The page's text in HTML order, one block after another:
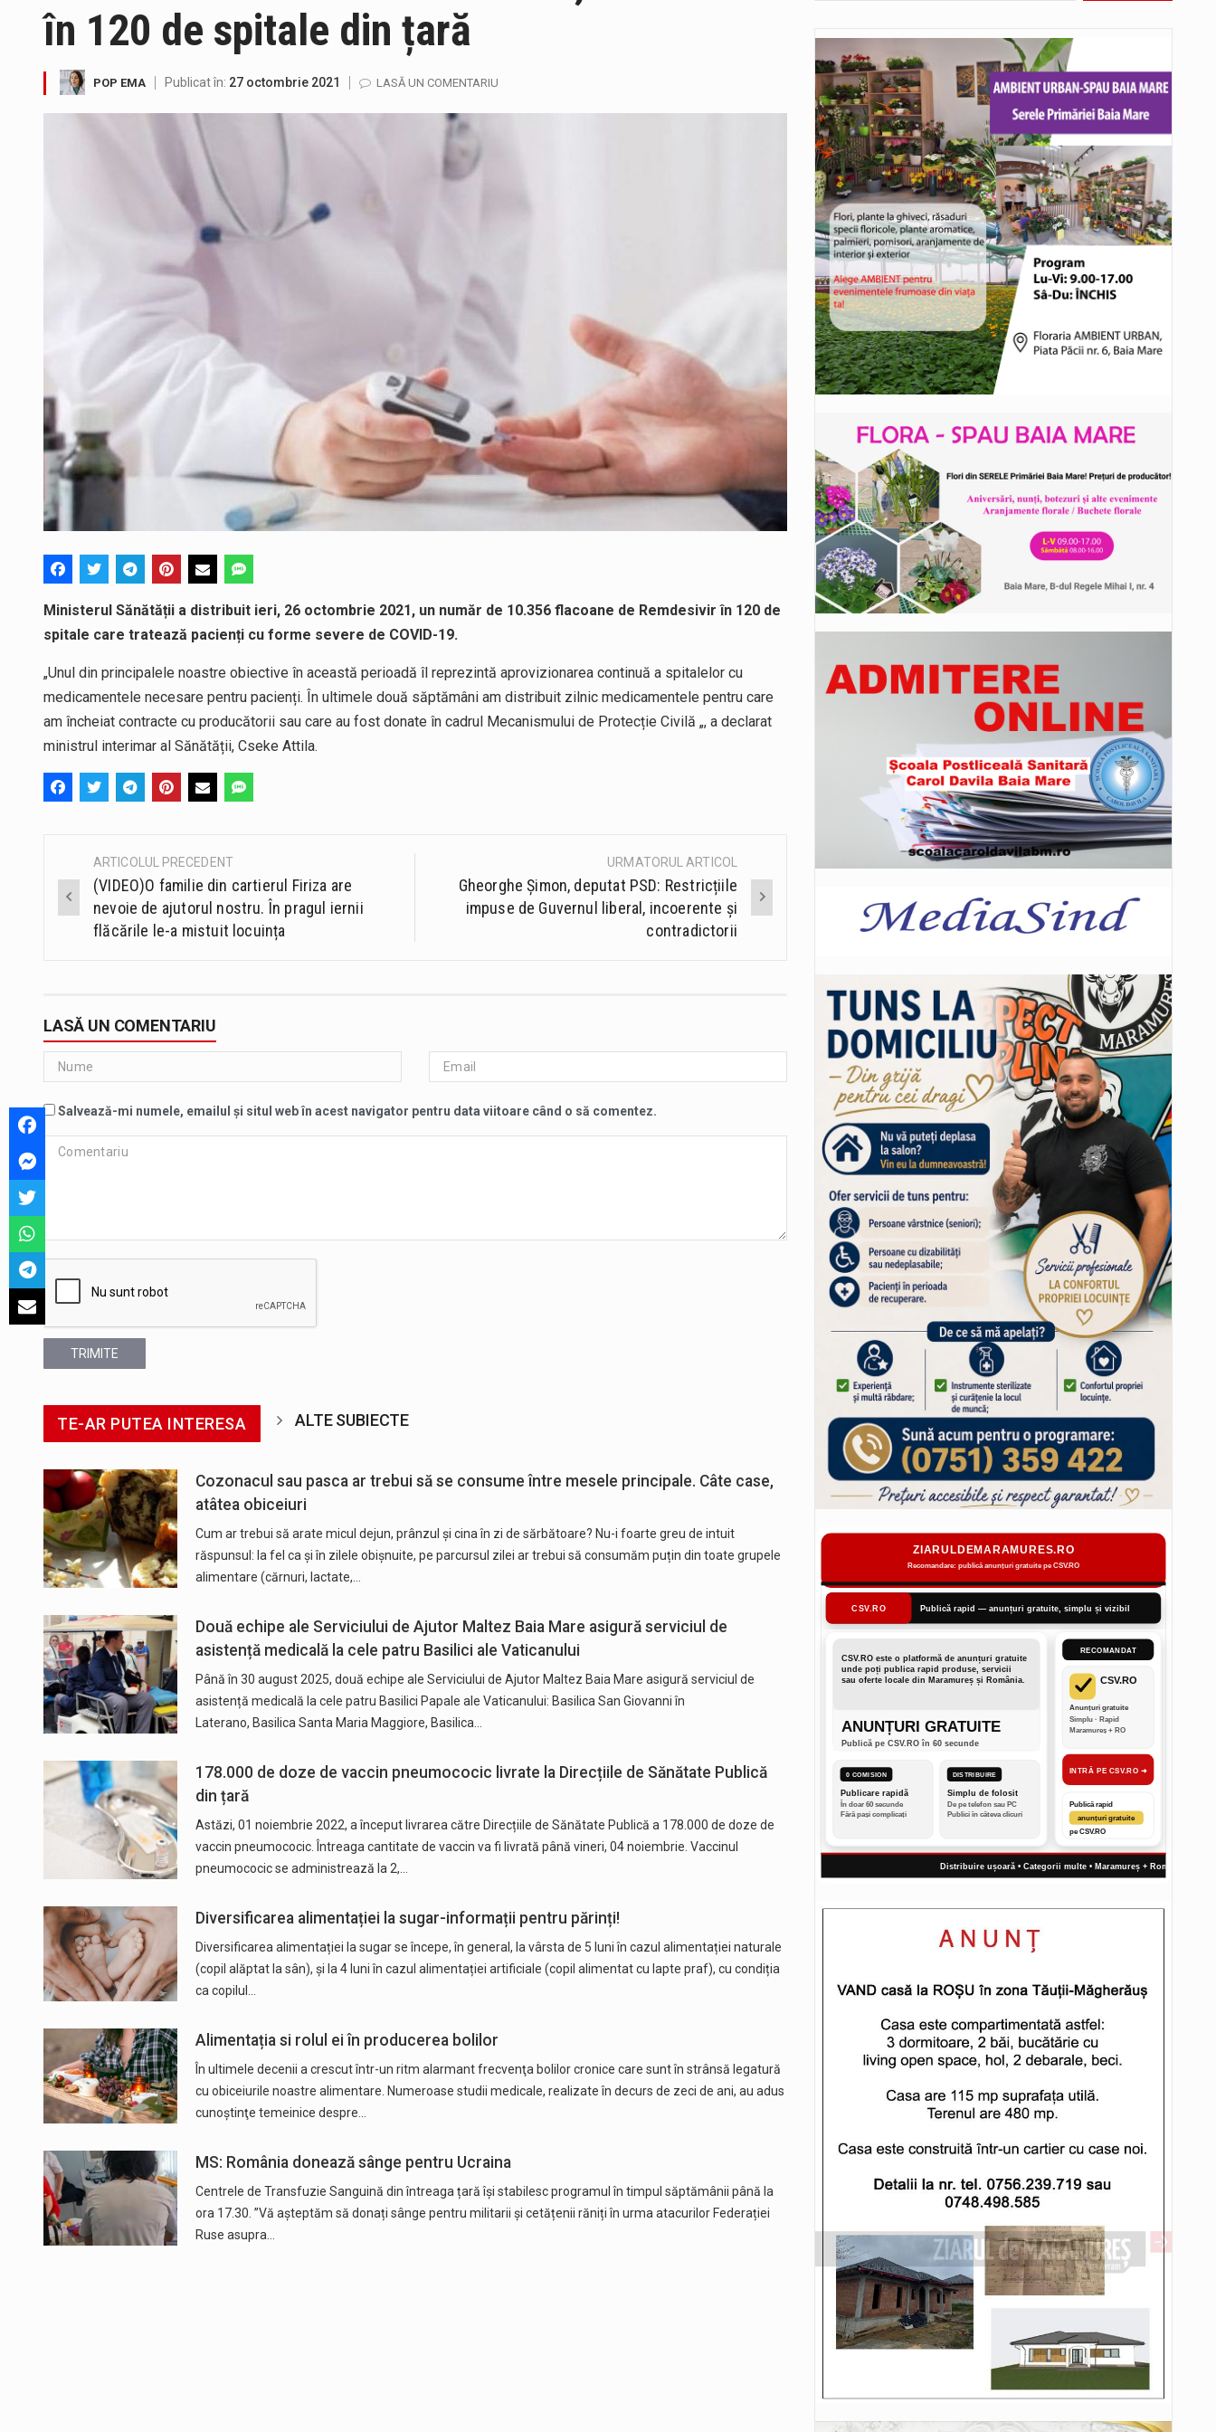
Noile statii de călători, achizitionate la preț de garsonieră per bucată, dezamăgesc total cetățenii care folosesc mijloacele de transport în…
Municipiul Baia Mare, prin Serviciul Public Comunitar Local de Evidență a Persoanelor - Serviciul Evidența Persoanelor, îi informează pe cetățenii…
Tot mai multi băimăreni semnalează prezența cersetorilor de etnie romă pe raza municipiului. Orasul este la propriu impânzit de ei…
Fostul deputat si primar Cătălin Cherecheș a fost invitat la Horia Nasra Show unde a sustinut o dezbatere pe teme…
Liceul Ucrainean „Taras Șevcenko” din Sighetu Marmației, singurul liceu din România cu predare în limba ucraineană, are potențialul de a-și…
Proiectul pentru reconstrucția definitivă a podului peste râul Săsar din Baia Mare avansează într-o nouă etapă concretă. După asigurarea finanțării…
în 120 de spitale din țară
POP EMA Publicat în: 27 octombrie 2021 LASĂ UN COMENTARIU
Ministerul Sănătății a distribuit ieri, 26 octombrie 2021, un număr de 10.356 flacoane de Remdesivir în 120 de
spitale care tratează pacienți cu forme severe de COVID-19.
„Unul din principalele noastre obiective în această perioadă îl reprezintă aprovizionarea continuă a spitalelor cu
medicamentele necesare pentru pacienți. În ultimele două săptămâni am distribuit zilnic medicamentele pentru care
am încheiat contracte cu producătorii sau care au fost donate în cadrul Mecanismului de Protecție Civilă „, a declarat
ministrul interimar al Sănătății, Cseke Attila.
Post
navigation
ARTICOLUL PRECEDENT
(VIDEO)O familie din cartierul Firiza are
nevoie de ajutorul nostru. În pragul iernii
flăcările le-a mistuit locuința
URMATORUL ARTICOL
Gheorghe Șimon, deputat PSD: Restricțiile
impuse de Guvernul liberal, incoerente și
contradictorii
LASĂ UN COMENTARIU
Salvează-mi numele, emailul și situl web în acest navigator pentru data viitoare când o să comentez.
TRIMITE
TE-AR PUTEA INTERESA ALTE SUBIECTE
Cozonacul sau pasca ar trebui să se consume între mesele principale. Câte case,
atâtea obiceiuri
Cum ar trebui să arate micul dejun, prânzul și cina în zi de sărbătoare? Nu-i foarte greu de intuit
răspunsul: la fel ca și în zilele obișnuite, pe parcursul zilei ar trebui să consumăm puțin din toate grupele
alimentare (cărnuri, lactate,…
Două echipe ale Serviciului de Ajutor Maltez Baia Mare asigură serviciul de
asistență medicală la cele patru Basilici ale Vaticanului
Până în 30 august 2025, două echipe ale Serviciului de Ajutor Maltez Baia Mare asigură serviciul de
asistență medicală la cele patru Basilici Papale ale Vaticanului: Basilica San Giovanni în
Laterano, Basilica Santa Maria Maggiore, Basilica…
178.000 de doze de vaccin pneumococic livrate la Direcțiile de Sănătate Publică
din țară
Astăzi, 01 noiembrie 2022, a început livrarea către Direcțiile de Sănătate Publică a 178.000 de doze de
vaccin pneumococic. Întreaga cantitate de vaccin va fi livrată până vineri, 04 noiembrie. Vaccinul
pneumococic se administrează la 2,…
Diversificarea alimentației la sugar-informații pentru părinți!
Diversificarea alimentației la sugar se începe, în general, la vârsta de 5 luni în cazul alimentației naturale
(copil alăptat la sân), și la 4 luni în cazul alimentației artificiale (copil alimentat cu lapte praf), cu condiția
ca copilul…
Alimentația si rolul ei în producerea bolilor
În ultimele decenii a crescut într-un ritm alarmant frecvenţa bolilor cronice care sunt în strânsă legatură
cu obiceiurile noastre alimentare. Numeroase studii medicale, realizate în decurs de zeci de ani, au adus
cunoştinţe temeinice despre…
MS: România donează sânge pentru Ucraina
Centrele de Transfuzie Sanguină din întreaga țară își stabilesc programul în timpul săptămânii până la
ora 17.30. ”Vă așteptăm să donați sânge pentru militarii și cetățenii răniți în urma atacurilor Federației
Ruse asupra…